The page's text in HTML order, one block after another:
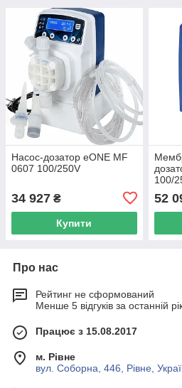
Насос-дозатор eONE MF
0607 100/250V
34 927 ₴
Купити
100/
52
Про нас
Рейтинг не сформований
Менше 5 відгуків за останній
Працює з 15.08.2017
м. Рівне
вул. Соборна, 446, Рівне,